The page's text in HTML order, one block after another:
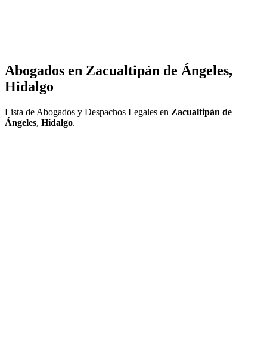
Abogados en Zacualtipán de Ángeles,
Hidalgo
Lista de Abogados y Despachos Legales en Zacualtipán de
Ángeles, Hidalgo.